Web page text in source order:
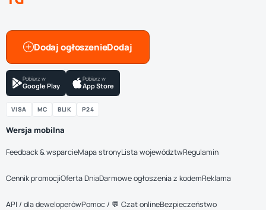
Dodaj ogłoszenie
Pobierz w
Google Play
Pobierz w
App Store
VISA MC BLIK P24
Wersja mobilna
Feedback & wsparcieMapa stronyLista województwRegulamin
Cennik promocjiOferta DniaDarmowe ogłoszenia z kodemReklama
API / dla deweloperówPomoc / 💬 Czat onlineBezpieczeństwo